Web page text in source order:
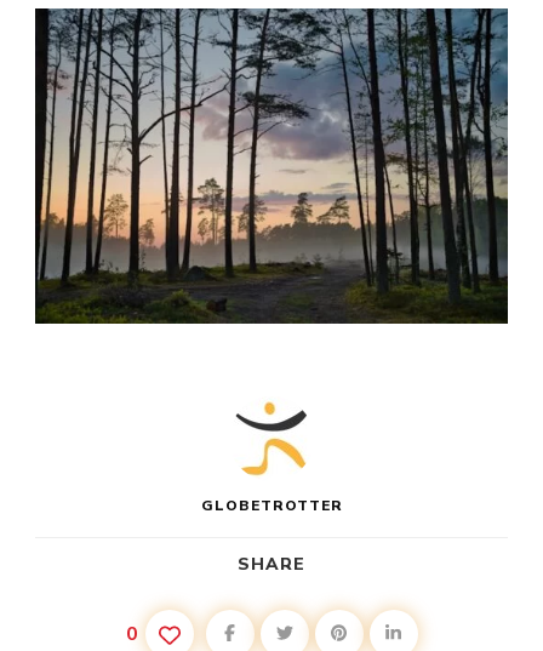
KARKSI-
NUIA-
KASTEEL
GLOBETROTTER
SHARE
0